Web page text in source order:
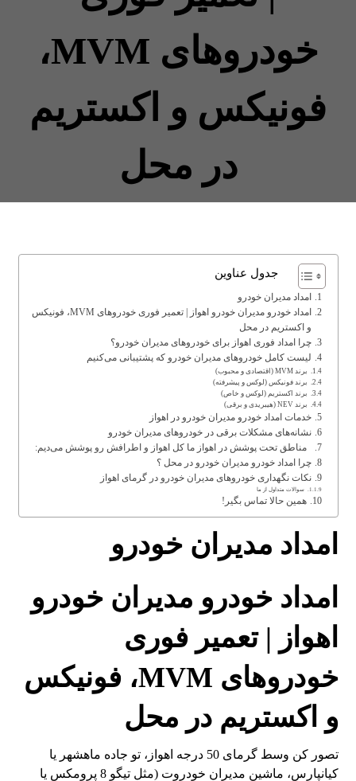
خودروهای MVM،
فونیکس و اکستریم
در محل
جدول عناوین
امداد مدیران خودرو
امداد خودرو مدیران خودرو اهواز | تعمیر فوری خودروهای MVM، فونیکس
و اکستریم در محل
چرا امداد فوری اهواز برای خودروهای مدیران خودرو؟
لیست کامل خودروهای مدیران خودرو که پشتیبانی می‌کنیم
برند MVM (اقتصادی و محبوب)
برند فونیکس (لوکس و پیشرفته)
برند اکستریم (لوکس و خاص)
برند NEV (هیبریدی و برقی)
خدمات امداد خودرو مدیران خودرو در اهواز
نشانه‌های مشکلات برقی در خودروهای مدیران خودرو
مناطق تحت پوشش در اهواز ما کل اهواز و اطرافش رو پوشش می‌دیم:
چرا امداد خودرو مدیران خودرو در محل ؟
نکات نگهداری خودروهای مدیران خودرو در گرمای اهواز
سوالات متداول از ما
همین حالا تماس بگیر!
امداد مدیران خودرو
امداد خودرو مدیران خودرو
اهواز | تعمیر فوری
خودروهای MVM، فونیکس
و اکستریم در محل
تصور کن وسط گرمای 50 درجه اهواز، تو جاده ماهشهر یا
کیانپارس، ماشین مدیران خودروت (مثل تیگو 8 پرومکس یا